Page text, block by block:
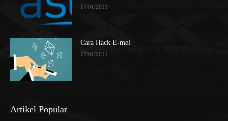
17/01/2011
Cara Hack E-mel
17/01/2011
Artikel Popular